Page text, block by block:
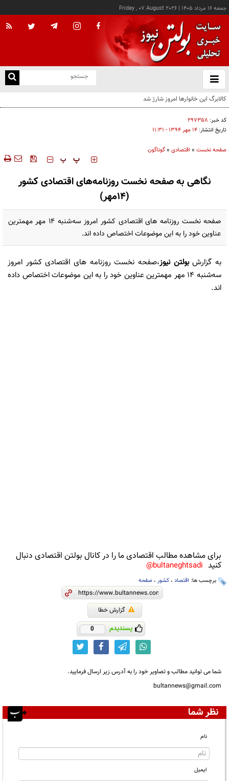
جمعه ۱۶ مرداد ۱۴۰۵ |
Friday , 07 August 2026
باز
و
کد خبر: ۲۹۷۳۵۸
تاریخ انتشار: ۱۴ مهر ۱۳۹۴ - ۱۱:۳۱
صفحه نخست » اقتصادی »گوناگون
‍‍‍ پ پ
نگاهی به صفحه نخست روزنامه‌های اقتصادی کشور
(14مهر)
صفحه نخست روزنامه های اقتصادی کشور امروز ‌سه‌شنبه 14 مهر مهمترین
عناوین خود را به این موضوعات اختصاص داده اند.
به گزارشبولتن نیوز،صفحه نخست روزنامه های اقتصادی کشور امروز
‌سه‌شنبه 14 مهر مهمترین عناوین خود را به این موضوعات اختصاص داده
اند.
برای مشاهده مطالب اقتصادی ما را در کانال بولتن اقتصادی دنبال
کنید bultaneghtsadi@
برچسب ها: اقتصاد ، کشور ، صفحه
گزارش خطا
پسندیدم 0
شما می توانید مطالب و تصاویر خود را به آدرس زیر ارسال فرمایید.
bultannews@gmail.com
نظر شما
نام
ایمیل